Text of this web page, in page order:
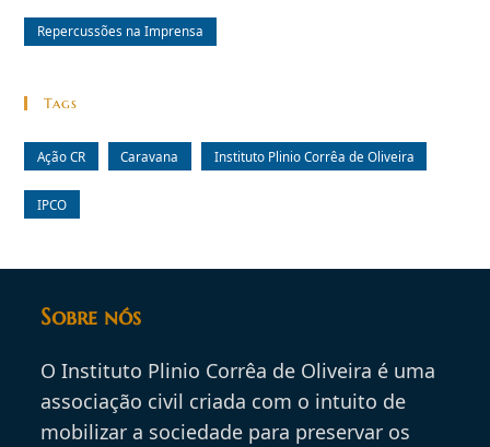
Repercussões na Imprensa
Tags
Ação CR Caravana Instituto Plinio Corrêa de Oliveira
IPCO
Sobre nós
O Instituto Plinio Corrêa de Oliveira é uma
associação civil criada com o intuito de
mobilizar a sociedade para preservar os